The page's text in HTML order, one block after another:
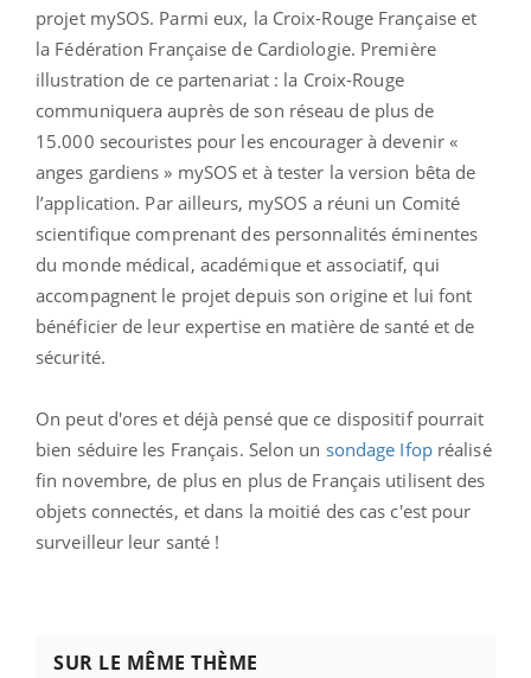
projet mySOS. Parmi eux, la Croix-Rouge Française et
la Fédération Française de Cardiologie. Première
illustration de ce partenariat : la Croix-Rouge
communiquera auprès de son réseau de plus de
15.000 secouristes pour les encourager à devenir «
anges gardiens » mySOS et à tester la version bêta de
l’application. Par ailleurs, mySOS a réuni un Comité
scientifique comprenant des personnalités éminentes
du monde médical, académique et associatif, qui
accompagnent le projet depuis son origine et lui font
bénéficier de leur expertise en matière de santé et de
sécurité.
On peut d'ores et déjà pensé que ce dispositif pourrait
bien séduire les Français. Selon un sondage Ifopréalisé
fin novembre, de plus en plus de Français utilisent des
objets connectés, et dans la moitié des cas c'est pour
surveilleur leur santé !
SUR LE MÊME THÈME